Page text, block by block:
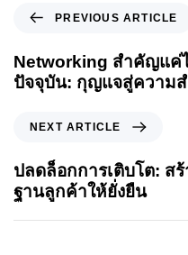
PREVIOUS ARTICLE
Networking สำคัญแค่
ปัจจุบัน: กุญแจสู่ความส
NEXT ARTICLE
ปลดล็อกการเติบโต: ส
ฐานลูกค้าให้ยั่งยืน